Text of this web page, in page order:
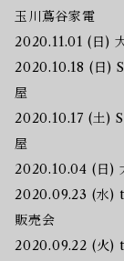
玉川蔦谷家電
2020.11.01 (日)
2020.10.18 (日)
屋
2020.10.17 (土)
屋
2020.10.04 (日)
2020.09.23 (水
販売会
2020.09.22 (火